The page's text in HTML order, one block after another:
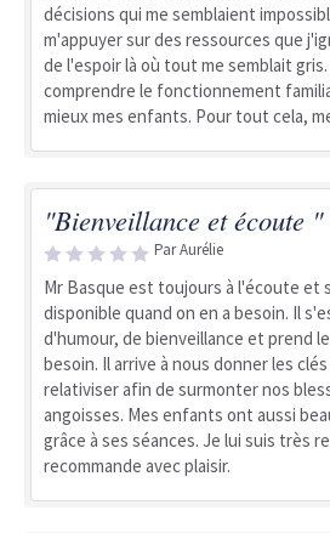
décisions qui me semblaient
m'appuyer sur des ressources que
de l'espoir là où tout me semblait gris.
comprendre le fonctionnement
mieux mes enfants. Pour tout cela,
"Bienveillance et écoute "
Par Aurélie
Mr Basque est toujours à l'écoute et
disponible quand on en a besoin. Il
d'humour, de bienveillance et prend
besoin. Il arrive à nous donner les
relativiser afin de surmonter nos
angoisses. Mes enfants ont aussi
grâce à ses séances. Je lui suis très
recommande avec plaisir.